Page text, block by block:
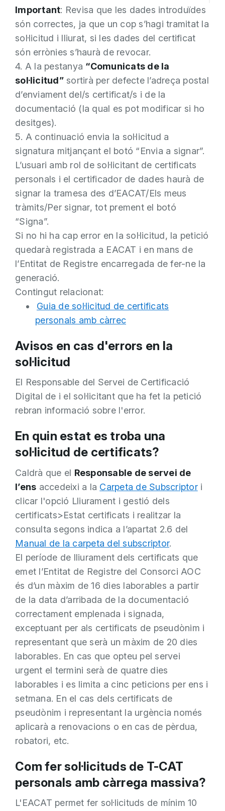
Important: Revisa que les dades introduïdes
són correctes, ja que un cop s’hagi tramitat la
sol·licitud i lliurat, si les dades del certificat
són errònies s’haurà de revocar.
4. A la pestanya “Comunicats de la
sol·licitud”sortirà per defecte l’adreça postal
d’enviament del/s certificat/s i de la
documentació (la qual es pot modificar si ho
desitges).
5. A continuació envia la sol·licitud a
signatura mitjançant el botó “Envia a signar”.
L’usuari amb rol de sol·licitant de certificats
personals i el certificador de dades haurà de
signar la tramesa des d’EACAT/Els meus
tràmits/Per signar, tot prement el botó
“Signa”.
Si no hi ha cap error en la sol·licitud, la petició
quedarà registrada a EACAT i en mans de
l’Entitat de Registre encarregada de fer-ne la
generació.
Contingut relacionat:
Guia de sol·licitud de certificats
personals amb càrrec
Avisos en cas d'errors en la
sol·licitud
El Responsable del Servei de Certificació
Digital de i el sol·licitant que ha fet la petició
rebran informació sobre l'error.
En quin estat es troba una
sol·licitud de certificats?
Caldrà que el Responsable de servei de
l’ens accedeixi a la Carpeta de Subscriptori
clicar l'opció Lliurament i gestió dels
certificats>Estat certificats i realitzar la
consulta segons indica a l’apartat 2.6 del
Manual de la carpeta del subscriptor.
El període de lliurament dels certificats que
emet l’Entitat de Registre del Consorci AOC
és d’un màxim de 16 dies laborables a partir
de la data d’arribada de la documentació
correctament emplenada i signada,
exceptuant per als certificats de pseudònim i
representant que serà un màxim de 20 dies
laborables. En cas que opteu pel servei
urgent el termini serà de quatre dies
laborables i es limita a cinc peticions per ens i
setmana. En el cas dels certificats de
pseudònim i representant la urgència només
aplicarà a renovacions o en cas de pèrdua,
robatori, etc.
Com fer sol·licituds de T-CAT
personals amb càrrega massiva?
L'EACAT permet fer sol·licituds de mínim 10